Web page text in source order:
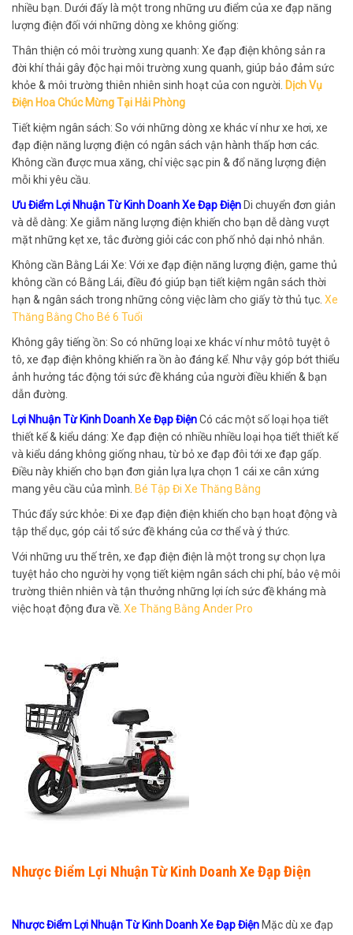
nhiều bạn. Dưới đấy là một trong những ưu điểm của xe đạp năng
lượng điện đối với những dòng xe không giống:
Thân thiện có môi trường xung quanh: Xe đạp điện không sản ra
đời khí thải gây độc hại môi trường xung quanh, giúp bảo đảm sức
khỏe & môi trường thiên nhiên sinh hoạt của con người. Dịch Vụ
Điện Hoa Chúc Mừng Tại Hải Phòng
Tiết kiệm ngân sách: So với những dòng xe khác ví như xe hơi, xe
đạp điện năng lượng điện có ngân sách vận hành thấp hơn các.
Không cần được mua xăng, chỉ việc sạc pin & đổ năng lượng điện
mỗi khi yêu cầu.
Ưu Điểm Lợi Nhuận Từ Kinh Doanh Xe Đạp Điện Di chuyển đơn giản
và dễ dàng: Xe giẫm năng lượng điện khiến cho bạn dễ dàng vượt
mặt những kẹt xe, tắc đường giỏi các con phố nhỏ dại nhỏ nhắn.
Không cần Bằng Lái Xe: Với xe đạp điện năng lượng điện, game thủ
không cần có Bằng Lái, điều đó giúp bạn tiết kiệm ngân sách thời
hạn & ngân sách trong những công việc làm cho giấy tờ thủ tục. Xe
Thăng Bằng Cho Bé 6 Tuổi
Không gây tiếng ồn: So có những loại xe khác ví như môtô tuyệt ô
tô, xe đạp điện không khiến ra ồn ào đáng kể. Như vậy góp bớt thiểu
ảnh hưởng tác động tới sức đề kháng của người điều khiển & bạn
dẫn đường.
Lợi Nhuận Từ Kinh Doanh Xe Đạp ĐiệnCó các một số loại họa tiết
thiết kế & kiểu dáng: Xe đạp điện có nhiều nhiều loại họa tiết thiết kế
và kiểu dáng không giống nhau, từ bỏ xe đạp đôi tới xe đạp gấp.
Điều này khiến cho bạn đơn giản lựa lựa chọn 1 cái xe cân xứng
mang yêu cầu của mình. Bé Tập Đi Xe Thăng Bằng
Thúc đẩy sức khỏe: Đi xe đạp điện điện khiến cho bạn hoạt động và
tập thể dục, góp cải tổ sức đề kháng của cơ thể và ý thức.
Với những ưu thế trên, xe đạp điện điện là một trong sự chọn lựa
tuyệt hảo cho người hy vọng tiết kiệm ngân sách chi phí, bảo vệ môi
trường thiên nhiên và tận thưởng những lợi ích sức đề kháng mà
việc hoạt động đưa về. Xe Thăng Bằng Ander Pro
Nhược Điểm Lợi Nhuận Từ Kinh Doanh Xe Đạp Điện
Nhược Điểm Lợi Nhuận Từ Kinh Doanh Xe Đạp Điện Mặc dù xe đạp